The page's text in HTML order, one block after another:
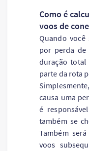
Como é
voos de
Quando você
por perda de
duração total
parte da rota
causa uma
é
também se
Também
voos